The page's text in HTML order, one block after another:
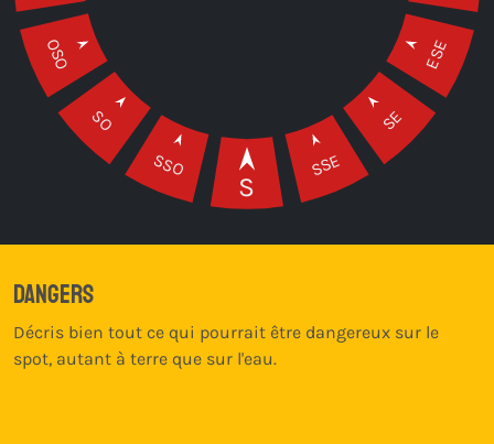
S
SSO
SO
OSO ESE
SE
SSE
Dangers
Décris bien tout ce qui pourrait être dangereux sur le
spot, autant à terre que sur l'eau.